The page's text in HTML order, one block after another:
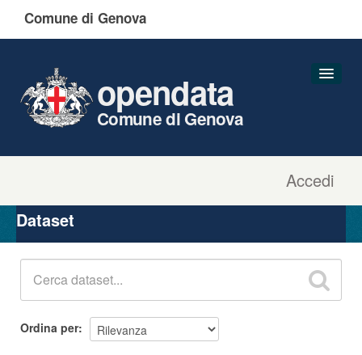
Comune di Genova
Accedi
opendata
Comune di Genova
Organizzazioni
Gruppi
Dataset
Ordina per